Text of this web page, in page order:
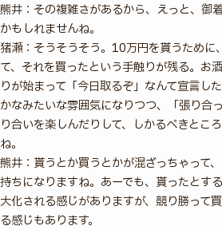
熊井：その複雑さがあるから、えっと、御
かもしれませんね。
猪瀬：そうそうそう。10万円を貰うために
て、それを買ったという手触りが残る。お
りが始まって「今日取るぞ」なんて宣言し
かなみたいな雰囲気になりつつ、「張り合
り合いを楽しんだりして、しかるべきとこ
ね。
熊井：貰うとか買うとかが混ざっちゃって
持ちになりますね。あーでも、貰ったとす
大化される感じがありますが、競り勝って
る感じもあります。